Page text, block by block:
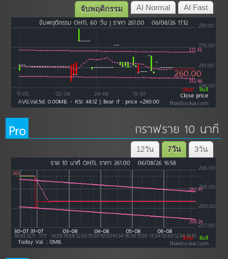
AI Fast
AI Normal
จับพฤติกรรม
Pro กราฟราย 10 นาที
3วัน
7วัน
12วัน